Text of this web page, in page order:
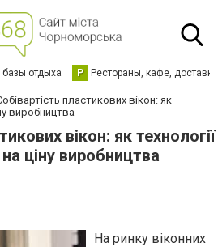
базы отдыха Р Рестораны, кафе,
пластикових вікон: як
виробництва
вікон: як технології
ціну виробництва
На ринку віконних